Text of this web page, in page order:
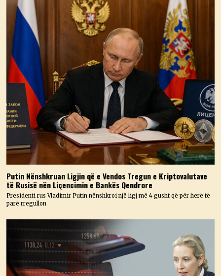
Putin Nënshkruan Ligjin që e Vendos Tregun e Kriptovalutave
të Rusisë nën Liçencimin e Bankës Qendrore
Presidenti rus Vladimir Putin nënshkroi një ligj më 4 gusht që për herë të
parë rregullon